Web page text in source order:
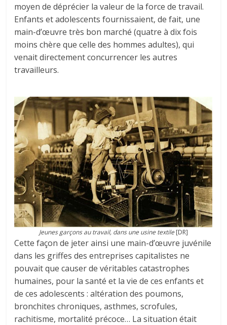
moyen de déprécier la valeur de la force de travail.
Enfants et adolescents fournissaient, de fait, une
main-d’œuvre très bon marché (quatre à dix fois
moins chère que celle des hommes adultes), qui
venait directement concurrencer les autres
travailleurs.
Jeunes garçons au travail, dans une usine textile[DR]
Cette façon de jeter ainsi une main-d’œuvre juvénile
dans les griffes des entreprises capitalistes ne
pouvait que causer de véritables catastrophes
humaines, pour la santé et la vie de ces enfants et
de ces adolescents : altération des poumons,
bronchites chroniques, asthmes, scrofules,
rachitisme, mortalité précoce… La situation était